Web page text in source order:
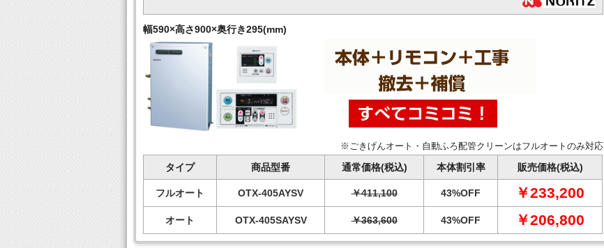
幅590×高さ900×奥行き295(mm)
※ごきげんオート・自動ふろ配管クリーンはフルオートのみ対応
タイプ 商品型番 通常価格(税込) 本体割引率 販売価格(税込)
フルオート OTX-405AYSV ￥411,100 43%OFF ￥233,200
オート OTX-405SAYSV ￥363,600 43%OFF ￥206,800